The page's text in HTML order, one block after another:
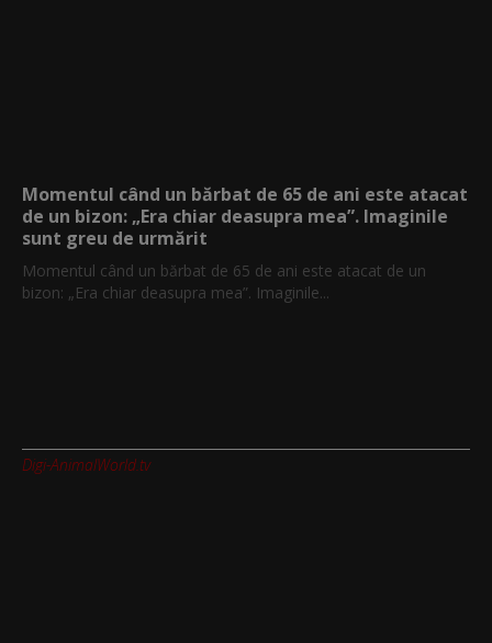
Momentul când un bărbat de 65 de ani este atacat
de un bizon: „Era chiar deasupra mea”. Imaginile
sunt greu de urmărit
Momentul când un bărbat de 65 de ani este atacat de un
bizon: „Era chiar deasupra mea”. Imaginile...
Digi-AnimalWorld.tv